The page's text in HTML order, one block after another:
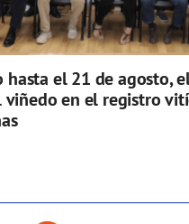
hasta el 21 de agosto,
en el registro